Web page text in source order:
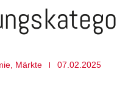
Märkte 07.02.2025